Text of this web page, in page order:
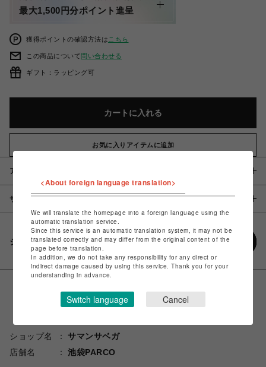
最大1,500円分ポイント進呈
獲得ポイントの確認方法は こちら
この商品について問い合わせる
ギフト：ラッピング可
カートに入れる
お気に入りアイテムに追加
アイテム説明 / 素材
サイズ
シェアする
ショップ名
サマンサベガ
店舗名
池袋PARCO
<About foreign language translation>
We will translate the homepage into a foreign language using the
automatic translation service.
Since this service is an automatic translation system, it may not be
translated correctly and may differ from the original content of the
page before translation.
In addition, we do not take any responsibility for any direct or
indirect damage caused by using this service. Thank you for your
understanding in advance.
Switch language Cancel